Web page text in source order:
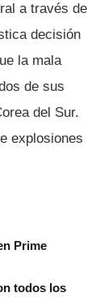
a través de
decisión
la mala
de sus
del Sur.
explosiones
Prime
todos los